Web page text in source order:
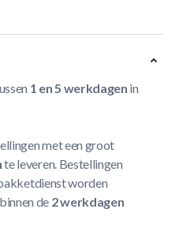
1 en 5 werkdagen in
met een groot
te leveren. Bestellingen
worden
de 2 werkdagen